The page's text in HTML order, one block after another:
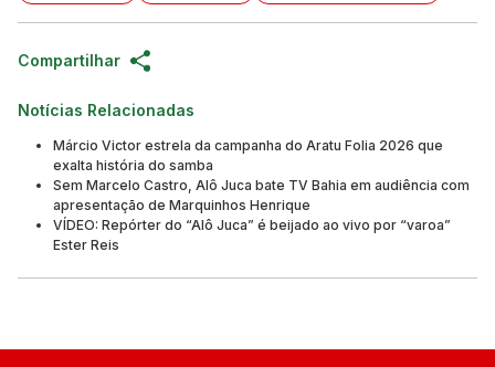
Compartilhar
Notícias Relacionadas
Márcio Victor estrela da campanha do Aratu Folia 2026 que
exalta história do samba
Sem Marcelo Castro, Alô Juca bate TV Bahia em audiência com
apresentação de Marquinhos Henrique
VÍDEO: Repórter do “Alô Juca” é beijado ao vivo por “varoa”
Ester Reis